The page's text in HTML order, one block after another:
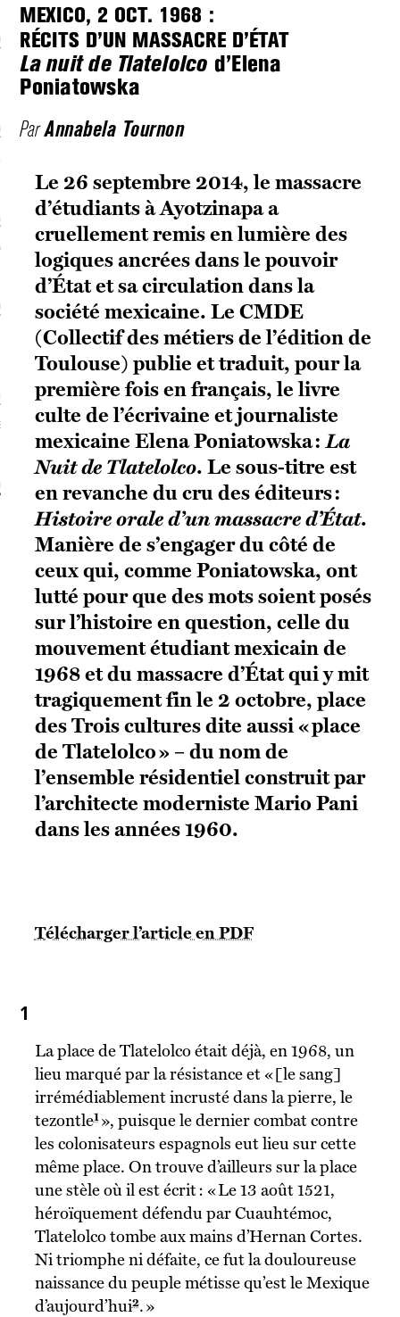
DE BASE
et politique
et prisons
LGBTQI
SOLEIL
luttes sociales
VAGUES
politique et critique de la technologie
MEXICO, 2 OCT. 1968 :
RÉCITS D’UN MASSACRE D’ÉTAT
La nuit de Tlatelolco d’Elena
Poniatowska
ParAnnabela Tournon
Le 26 septembre 2014, le massacre
d’étudiants à Ayotzinapa a
cruellement remis en lumière des
logiques ancrées dans le pouvoir
d’État et sa circulation dans la
société mexicaine. Le CMDE
(Collectif des métiers de l’édition de
Toulouse) publie et traduit, pour la
première fois en français, le livre
culte de l’écrivaine et journaliste
mexicaine Elena Poniatowska :La
Nuit de Tlatelolco. Le sous-titre est
en revanche du cru des éditeurs :
Histoire orale d’un massacre d’État.
Manière de s’engager du côté de
ceux qui, comme Poniatowska, ont
lutté pour que des mots soient posés
sur l’histoire en question, celle du
mouvement étudiant mexicain de
1968 et du massacre d’État qui y mit
tragiquement fin le 2 octobre, place
des Trois cultures dite aussi « place
de Tlatelolco » – du nom de
l’ensemble résidentiel construit par
l’architecte moderniste Mario Pani
dans les années 1960.
Télécharger l’article en PDF
1
La place de Tlatelolco était déjà, en 1968, un
lieu marqué par la résistance et « [le sang]
irrémédiablement incrusté dans la pierre, le
tezontle1», puisque le dernier combat contre
les colonisateurs espagnols eut lieu sur cette
même place. On trouve d’ailleurs sur la place
une stèle où il est écrit : « Le 13 août 1521,
héroïquement défendu par Cuauhtémoc,
Tlatelolco tombe aux mains d’Hernan Cortes.
Ni triomphe ni défaite, ce fut la douloureuse
naissance du peuple métisse qu’est le Mexique
d’aujourd’hui2. »